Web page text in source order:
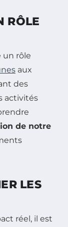
RÔLE
un rôle
aux
des
activités
de notre
LES
réel, il est